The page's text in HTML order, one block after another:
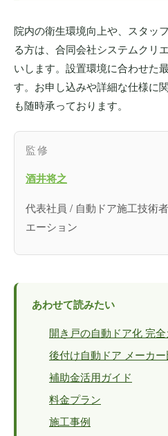
院内の衛生環境向上や、スタッ
る方は、合同会社システムクリ
いします。設置環境に合わせた
す。お申し込みや詳細な仕様に
も随時承っております。
監修
酒井将之
代表社員 / 自動ドア施工技術
エーション
あわせて読みたい
開き戸の自動ドア化 完全
後付け自動ドア メーカ
補助金活用ガイド
料金プラン
施工事例